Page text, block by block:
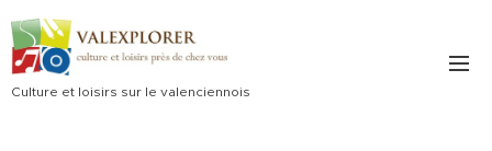
Culture et loisirs sur le valenciennois